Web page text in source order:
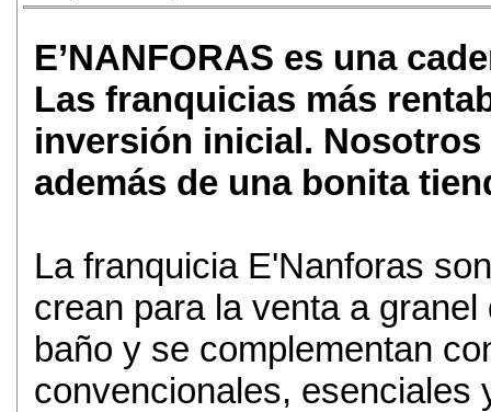
E’NANFORAS es una
Las franquicias más
inversión inicial.
además de una bonita
La franquicia E'Nanforas
crean para la venta a
baño y se complementan
convencionales, esenciales